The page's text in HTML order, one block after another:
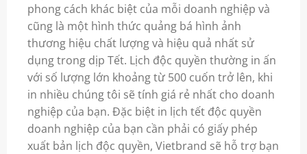
phong cách khác biệt của mỗi doanh nghiệp và
cũng là một hình thức quảng bá hình ảnh
thương hiệu chất lượng và hiệu quả nhất sử
dụng trong dịp Tết. Lịch độc quyền thường in ấn
với số lượng lớn khoảng từ 500 cuốn trở lên, khi
in nhiều chúng tôi sẽ tính giá rẻ nhất cho doanh
nghiệp của bạn. Đặc biệt in lịch tết độc quyền
doanh nghiệp của bạn cần phải có giấy phép
xuất bản lịch độc quyền, Vietbrand sẽ hỗ trợ bạn